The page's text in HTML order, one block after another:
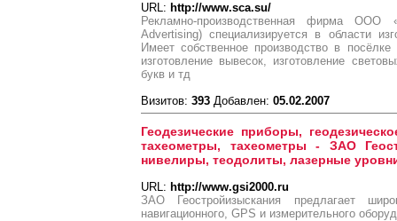
URL: http://www.sca.su/
Рекламно-производственная фирма ООО
Advertising) специализируется в области
Имеет собственное производство в
изготовление вывесок, изготовление
букв и тд
Визитов: 393 Добавлен: 05.02.2007
Геодезические приборы,
тахеометры, тахеометры - ЗАО
нивелиры, теодолиты, лазерные
URL: http://www.gsi2000.ru
ЗАО Геостройизыскания предлагает
навигационного, GPS и измерительного